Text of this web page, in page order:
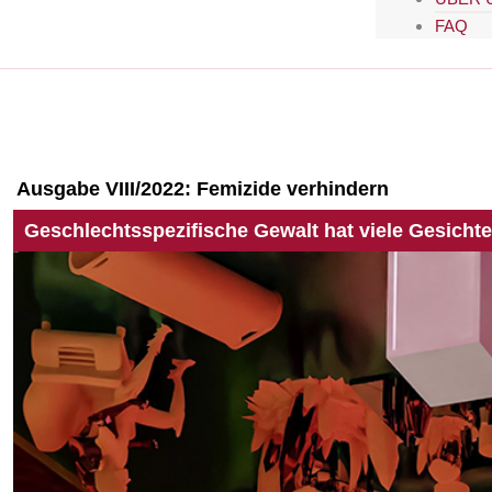
FAQ
Ausgabe VIII/2022: Femizide verhindern
Geschlechtsspezifische Gewalt hat viele